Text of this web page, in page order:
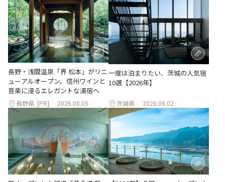
長野・浅間温泉「界 松本」がリニ
ューアルオープン。信州ワインと
音楽に浸るエレガントな湯宿へ
長野県 [PR] 2026.08.05
一度は泊まりたい、茨城の人気宿
10選【2026年】
茨城県 2026.08.02